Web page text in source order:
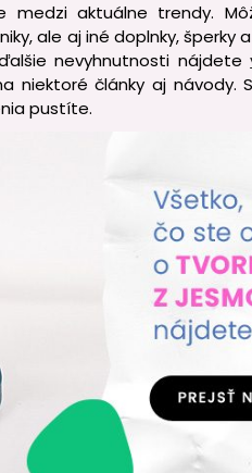
aktuálne trendy.
ale aj iné doplnky, šperky
nevyhnutnosti nájdete
niektoré články aj návody.
pustíte.